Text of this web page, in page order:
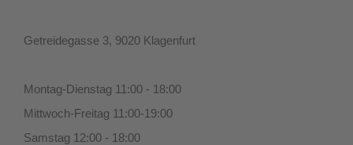
Getreidegasse 3, 9020 Klagenfurt
Montag-Dienstag 11:00 - 18:00
Mittwoch-Freitag 11:00-19:00
Samstag 12:00 - 18:00